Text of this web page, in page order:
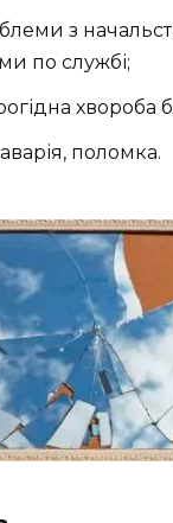
з
по службі;
поломка.